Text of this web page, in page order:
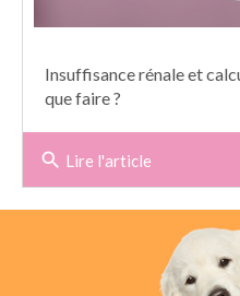
Insuffisance rénale et
que faire ?
search Lire l'article